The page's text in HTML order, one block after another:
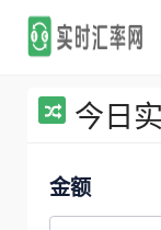
今日
金额